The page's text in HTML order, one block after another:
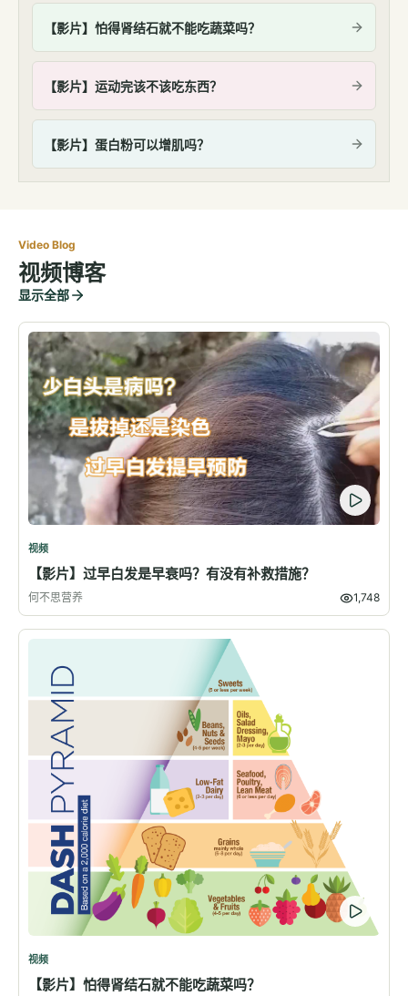
【影片】怕得肾结石就不能吃蔬菜吗？
【影片】运动完该不该吃东西？
【影片】蛋白粉可以增肌吗？
Video Blog
视频博客
显示全部
视频
【影片】过早白发是早衰吗？有没有补救措施？
何不思营养 1,748
视频
【影片】怕得肾结石就不能吃蔬菜吗？